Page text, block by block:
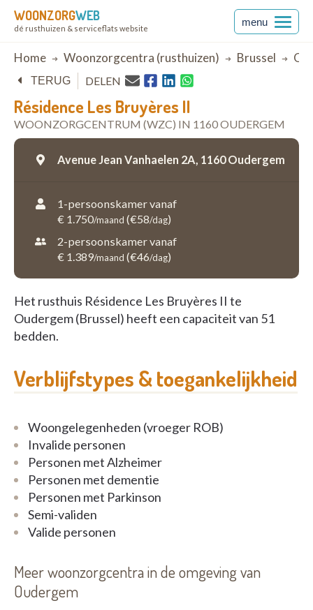
WOONZORGWEB
dé rusthuizen & serviceflats website
menu
Breadcrumb
Home Woonzorgcentra (rusthuizen) Brussel
Résidence Les Bruyères II
WOONZORGCENTRUM (WZC) IN 1160 OUDERGEM
TERUG DELEN
Avenue Jean Vanhaelen 2A, 1160 Oudergem
1-persoonskamer vanaf
€ 1.750/maand (€58/dag)
2-persoonskamer vanaf
€ 1.389/maand (€46/dag)
Het rusthuis Résidence Les Bruyères II te
Oudergem (Brussel) heeft een capaciteit van 51
bedden.
Verblijfstypes & toegankelijkheid
Woongelegenheden (vroeger ROB)
Invalide personen
Personen met Alzheimer
Personen met dementie
Personen met Parkinson
Semi-validen
Valide personen
Meer woonzorgcentra in de omgeving van
Oudergem